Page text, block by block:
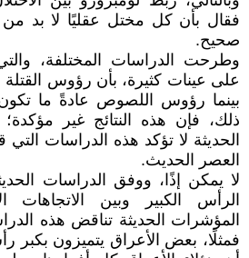
فقال بأن كل مختل عقليًا لا بد
صحيح.
وطرحت الدراسات المختلفة،
على عينات كثيرة، بأن رؤوس القتلة
بينما رؤوس اللصوص عادةً ما
ذلك، فإن هذه النتائج غير
الحديثة لا تؤكد هذه الدراسات
العصر الحديث.
لا يمكن إذًا، ووفق الدراسات
الرأس الكبير وبين الاتجاهات
المؤشرات الحديثة تناقض هذه
فمثلًا، بعض الأعراق يتميزون بكبر